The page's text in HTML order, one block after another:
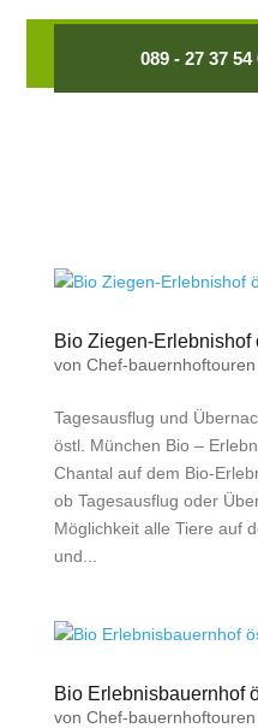
089 - 27 37 54
Bio Ziegen-Erlebnishof
von Chef-bauernhoftouren
Tagesausflug und
östl. München Bio –
Chantal auf dem Bio-
ob Tagesausflug oder
Möglichkeit alle Tiere auf
und...
Bio Erlebnisbauernhof
von Chef-bauernhoftouren